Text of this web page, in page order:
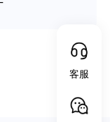
客服